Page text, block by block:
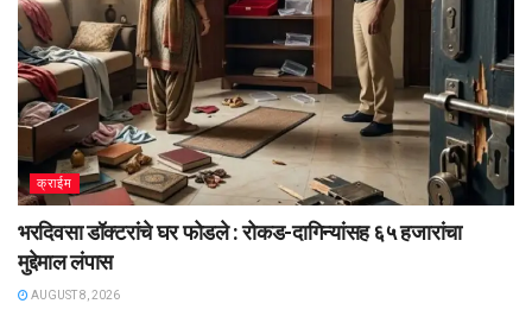
क्राईम
भरदिवसा डॉक्टरांचे घर फोडले : रोकड-दागिन्यांसह ६५ हजारांचा
मुद्देमाल लंपास
AUGUST 8, 2026